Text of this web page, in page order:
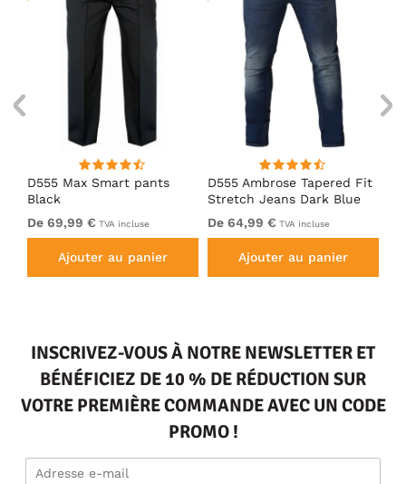
D555 Max Smart pants
Black
De 69,99 € TVA incluse
Ajouter au panier
D555 Ambrose Tapered Fit
Stretch Jeans Dark Blue
De 64,99 € TVA incluse
Ajouter au panier
INSCRIVEZ-VOUS À NOTRE NEWSLETTER ET
BÉNÉFICIEZ DE 10 % DE RÉDUCTION SUR
VOTRE PREMIÈRE COMMANDE AVEC UN CODE
PROMO !